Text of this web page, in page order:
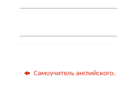
Самоучитель